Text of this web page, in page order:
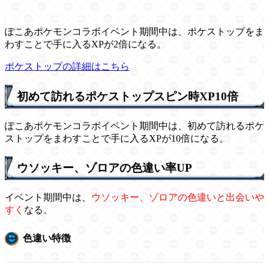
ぽこあポケモンコラボイベント期間中は、ポケストップをま
わすことで手に入るXPが2倍になる。
ポケストップの詳細はこちら
初めて訪れるポケストップスピン時XP10倍
ぽこあポケモンコラボイベント期間中は、初めて訪れるポケ
ストップをまわすことで手に入るXPが10倍になる。
ウソッキー、ゾロアの色違い率UP
イベント期間中は、
ウソッキー、ゾロアの色違いと出会いや
すく なる。
色違い特徴